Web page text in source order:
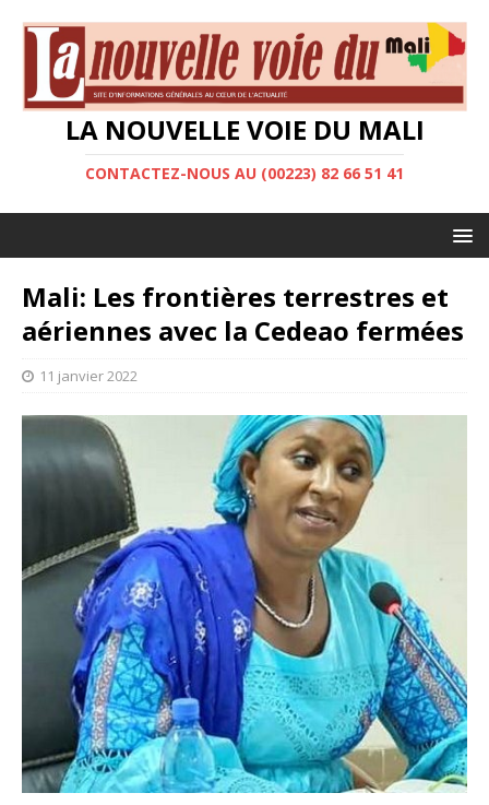
LA NOUVELLE VOIE DU MALI
CONTACTEZ-NOUS AU (00223) 82 66 51 41
Mali: Les frontières terrestres et
aériennes avec la Cedeao fermées
11 janvier 2022